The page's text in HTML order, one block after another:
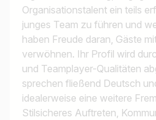
Organisationstalent ein teils
junges Team zu führen und
haben Freude daran, Gäste
verwöhnen. Ihr Profil wird
und Teamplayer-Qualitäten
sprechen fließend Deutsch
idealerweise eine weitere
Stilsicheres Auftreten,